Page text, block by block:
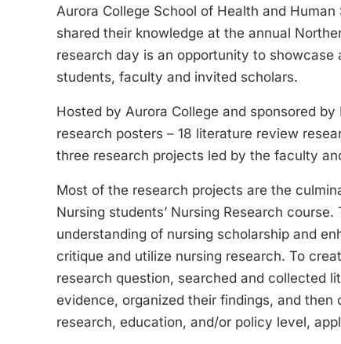
Aurora College School of Health and
shared their knowledge at the annual
research day is an opportunity to
students, faculty and invited scholars.
Hosted by Aurora College and sponsored
research posters – 18 literature review
three research projects led by the faculty
Most of the research projects are the
Nursing students’ Nursing Research
understanding of nursing scholarship and
critique and utilize nursing research. To
research question, searched and collected
evidence, organized their findings, and
research, education, and/or policy level,